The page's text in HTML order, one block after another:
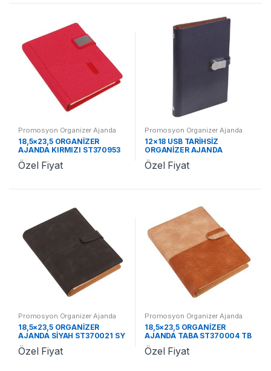
Promosyon Organizer Ajanda
2024 ,Promosyon 2024
Ajandalar
18,5×23,5 ORGANİZER
AJANDA KIRMIZI ST370953
KR
Özel Fiyat
Promosyon Organizer Ajanda
2024, Promosyon 2024
Ajandalar
12×18 USB TARİHSİZ
ORGANİZER AJANDA
LACİVERT + USB ST370635
LC
Özel Fiyat
Promosyon Organizer Ajanda
Promosyon 2024
Ajandalar
18,5×23,5 ORGANİZER
AJANDA SİYAH ST370021 SY
Özel Fiyat
Promosyon Organizer Ajanda
Promosyon 2024
Ajandalar
18,5×23,5 ORGANİZER
AJANDA TABA ST370004 TB
Özel Fiyat